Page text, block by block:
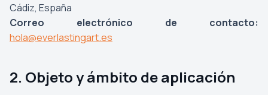
Cádiz, España
Correo electrónico de contacto:
hola@everlastingart.es
2. Objeto y ámbito de aplicación